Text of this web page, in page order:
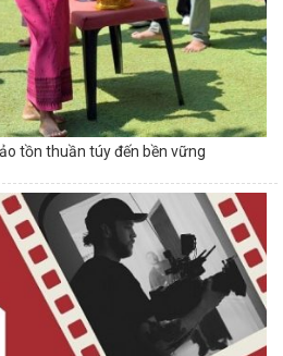
tồn thuần túy đến bền vững